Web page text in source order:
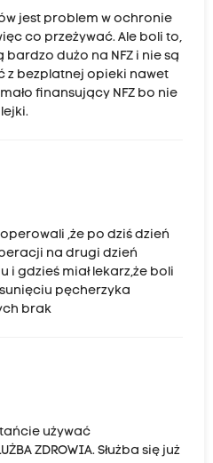
jest problem w ochronie
co przeżywać. Ale boli to,
bardzo dużo na NFZ i nie są
z bezplatnej opieki nawet
finansujący NFZ bo nie
,że po dziś dzień
na drugi dzień
i gdzieś miał lekarz,że boli
pęcherzyka
brak
używać
ZDROWIA. Służba się już